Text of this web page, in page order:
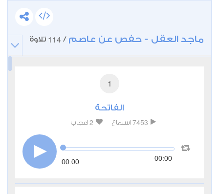
ماجد العقل - حفص عن عاصم /
114 تلاوة
1
الفاتحة
7453 استماع 2 اعجاب
00:00 00:00